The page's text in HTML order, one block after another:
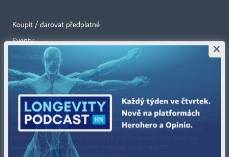
Koupit / darovat předplatné
Eventy
Newslettery
RSS kanály
Autorská práva vykonává vydavatel. Bez písemného svolení vydavatele je
zakázáno jakékoli užití částí nebo celku díla, zejména rozmnožování a šíření
jakýmkoli způsobem, mechanickým nebo elektronickým, v českém nebo
jiném jazyce. Bez souhlasu vydavatele je zakázáno též rozmnožování
obsahu pro účely automatizované analýzy textů nebo dat
×